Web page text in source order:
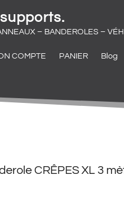
– BANDEROLES –
COMPTE PANIER Blog
CRÊPES XL 3